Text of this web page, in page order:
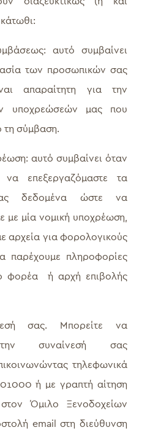
αυτό συμβαίνει
των προσωπικών σας
απαραίτητη για την
υποχρεώσεών μας που
τη σύμβαση.
αυτό συμβαίνει όταν
να επεξεργαζόμαστε τα
δεδομένα ώστε να
μία νομική υποχρέωση,
αρχεία για φορολογικούς
παρέχουμε πληροφορίες
φορέα ή αρχή επιβολής
σας. Μπορείτε να
συναίνεσή σας
τηλεφωνικά
ή με γραπτή αίτηση
Όμιλο Ξενοδοχείων
email στη διεύθυνση